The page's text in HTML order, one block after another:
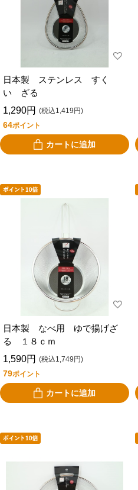
日本製 ステンレス すく
い ざる
1,290円 (税込1,419円)
64ポイント
カートに追加
日本製 なべ用 ゆで揚げざ
る １８ｃｍ
1,590円 (税込1,749円)
79ポイント
カートに追加